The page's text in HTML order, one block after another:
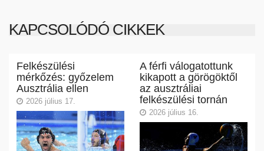
KAPCSOLÓDÓ CIKKEK
Felkészülési
mérkőzés: győzelem
Ausztrália ellen
2026 július 17.
A férfi válogatottunk
kikapott a görögöktől
az ausztráliai
felkészülési tornán
2026 július 16.